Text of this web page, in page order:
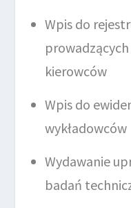
Wpis do
kierowców
Wpis do
wykładowców
Wydawanie
badań